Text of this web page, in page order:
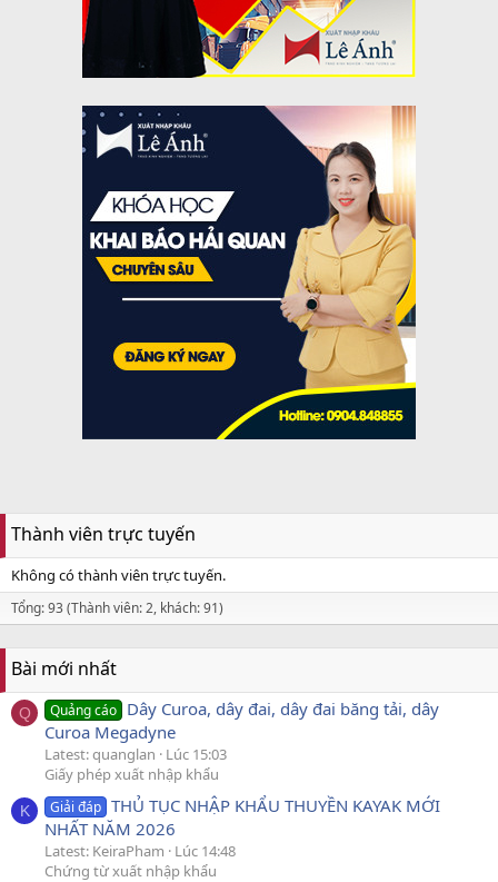
Thành viên trực tuyến
Không có thành viên trực tuyến.
Tổng: 93 (Thành viên: 2, khách: 91)
Bài mới nhất
Q Quảng cáo Dây Curoa, dây đai, dây đai băng tải, dây
Curoa Megadyne
Latest: quanglan
Lúc 15:03
Giấy phép xuất nhập khẩu
K Giải đáp THỦ TỤC NHẬP KHẨU THUYỀN KAYAK MỚI
NHẤT NĂM 2026
Latest: KeiraPham
Lúc 14:48
Chứng từ xuất nhập khẩu